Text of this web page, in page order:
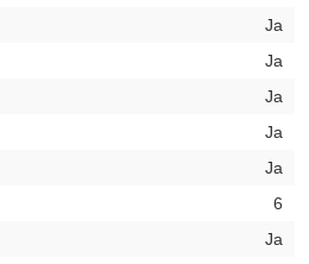
Ja
Ja
Ja
Ja
Ja
6
Ja